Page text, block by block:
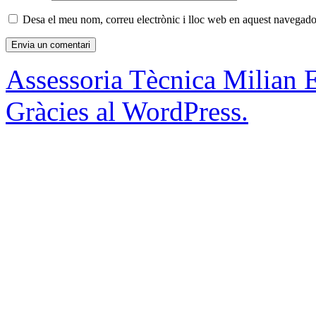
Desa el meu nom, correu electrònic i lloc web en aquest
Assessoria Tècnica Milian
Gràcies al WordPress.